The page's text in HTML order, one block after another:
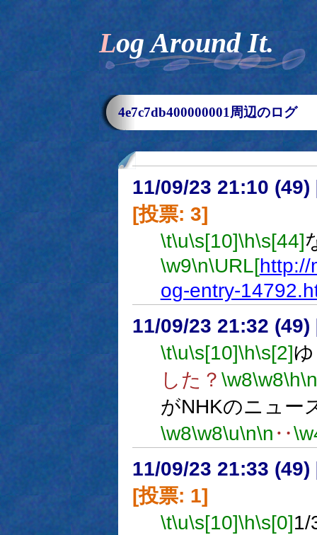
Log Around It.
4e7c7db400000001周辺のログ
11/09/23 21:10 (49)
[投票: 3]
\t\u\s[10]\h\s[44]
\w9\n\URL[http://
og-entry-
11/09/23 21:32 (49)
\t\u\s[10]\h\s[2]
した？ \w8\w8\h\n
がNHKのニュー
\w8\w8\u\n\n ‥
11/09/23 21:33 (49)
[投票: 1]
\t\u\s[10]\h\s[0]1/